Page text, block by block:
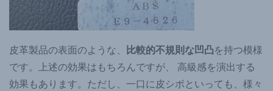
皮革製品の表面のような、 比較的不規則な凹凸を持つ模様
です。上述の効果はもちろんですが、 高級感を演出する
効果もあります。ただし、一口に皮シボといっても、様々